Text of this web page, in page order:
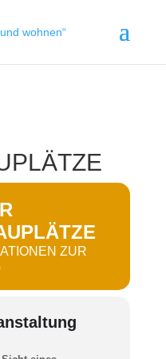
ZUR